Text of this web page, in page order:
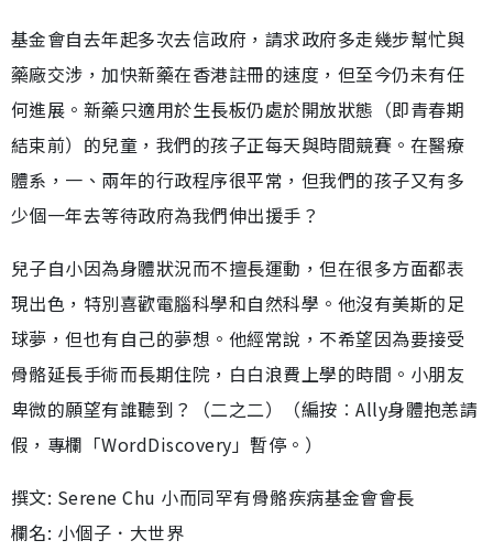
基金會自去年起多次去信政府，請求政府多走幾步幫忙與
藥廠交涉，加快新藥在香港註冊的速度，但至今仍未有任
何進展。新藥只適用於生長板仍處於開放狀態（即青春期
結束前）的兒童，我們的孩子正每天與時間競賽。在醫療
體系，一、兩年的行政程序很平常，但我們的孩子又有多
少個一年去等待政府為我們伸出援手？
兒子自小因為身體狀況而不擅長運動，但在很多方面都表
現出色，特別喜歡電腦科學和自然科學。他沒有美斯的足
球夢，但也有自己的夢想。他經常說，不希望因為要接受
骨骼延長手術而長期住院，白白浪費上學的時間。小朋友
卑微的願望有誰聽到？（二之二）（編按︰Ally身體抱恙請
假，專欄「WordDiscovery」暫停。）
撰文: Serene Chu 小而同罕有骨骼疾病基金會會長
欄名: 小個子．大世界